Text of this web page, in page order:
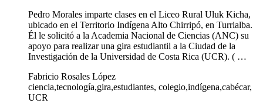
Pedro Morales imparte clases en el Liceo Rural Uluk Kicha,
ubicado en el Territorio Indígena Alto Chirripó, en Turrialba.
Él le solicitó a la Academia Nacional de Ciencias (ANC) su
apoyo para realizar una gira estudiantil a la Ciudad de la
Investigación de la Universidad de Costa Rica (UCR). ( …
Fabricio Rosales López
ciencia,tecnología,gira,estudiantes, colegio,indígena,cabécar,
UCR